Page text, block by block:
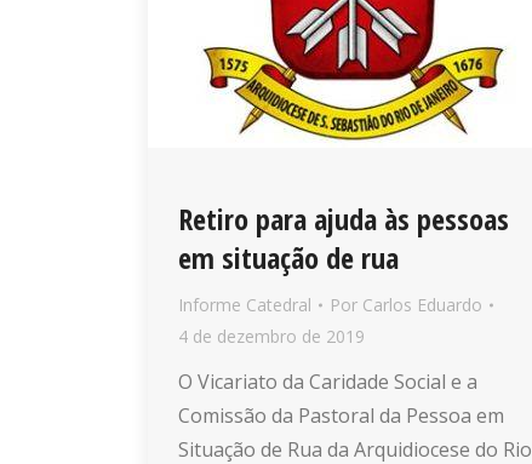
Retiro para ajuda às pessoas
em situação de rua
Informe Catedral Por Carlos Eduardo
4 de dezembro de 2019
O Vicariato da Caridade Social e a
Comissão da Pastoral da Pessoa em
Situação de Rua da Arquidiocese do Rio